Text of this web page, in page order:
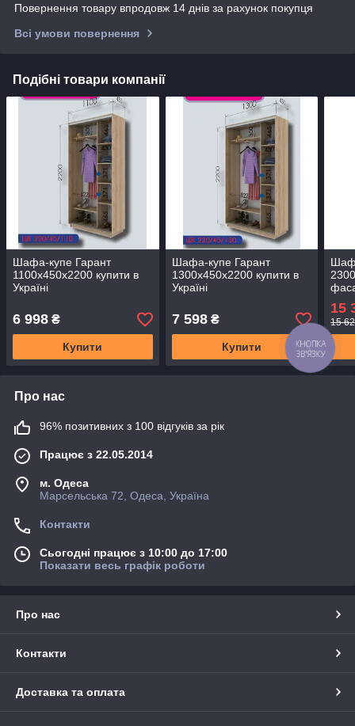
Повернення товару впродовж 14 днів за рахунок покупця
Всі умови повернення
Подібні товари компанії
Шафа-купе Гарант
1100х450х2200 купити в
Україні
6 998 ₴
Купити
Шафа-купе Гарант
1300х450х2200 купити в
Україні
7 598₴
Купити
15
15
Про нас
96% позитивних з 100 відгуків за рік
Працює з 22.05.2014
м. Одеса
Марсельська 72, Одеса, Україна
Контакти
Сьогодні працює з 10:00 до 17:00
Показати весь графік роботи
Про нас
Контакти
Доставка та оплата